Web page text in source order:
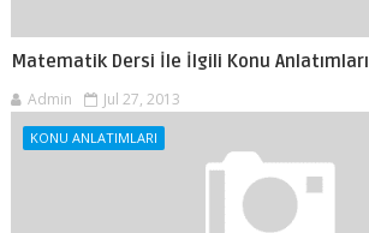
Matematik Dersi İle İlgili Konu Anlatımları
Admin Jul 27, 2013
KONU ANLATIMLARI